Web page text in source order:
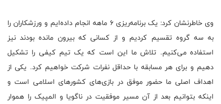
وی خاطرنشان کرد: یک برنامه‌ریزی 6 ماهه انجام داده‌ایم و ورزشکاران را
به سه گروه تقسیم کردیم و از کسانی که بیرون مانده بودند نیز
استفاده می‌کنیم. تلاش ما این است که یک تیم کیفی را تشکیل
دهیم و برای هر مسابقه با حداقل نفرات شرکت خواهیم کرد. یکی از
اهداف اصلی ما حضور موفق در بازی‌های کشورهای اسلامی است و
اینکه بتوانیم بعد از آن مسیر موفقیت در ناگویا و المپیک را هموار